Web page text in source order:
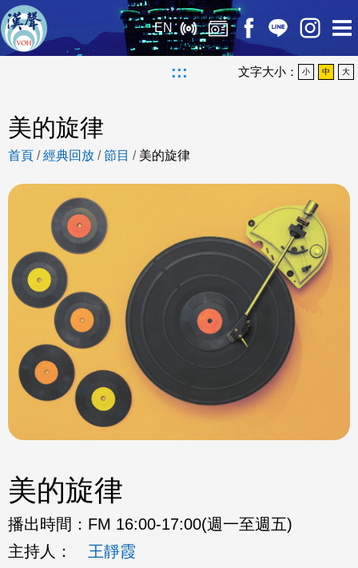
EN
::: 文字大小： 小 中 大
美的旋律
首頁 /經典回放 /節目 / 美的旋律
美的旋律
播出時間： FM 16:00-17:00(週一至週五)
主持人：
王靜霞